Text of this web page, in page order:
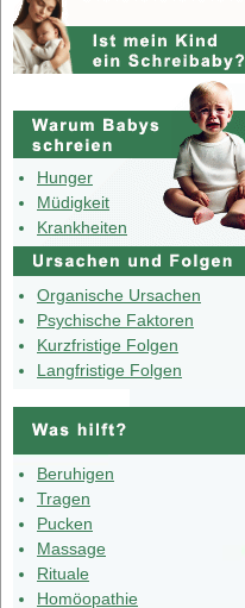
Hunger
Müdigkeit
Krankheiten
Organische Ursachen
Psychische Faktoren
Kurzfristige Folgen
Langfristige Folgen
Beruhigen
Tragen
Pucken
Massage
Rituale
Homöopathie